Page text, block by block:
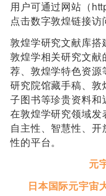
用户可通过网站（
点击数字敦煌链接访
敦煌学研究文献库搭
敦煌学相关研究文献
荐、敦煌学特色资
研究院馆藏手稿、
子图书等珍贵资料
在敦煌学研究领域
自主性、智慧性、
性的平台。
元
日本国际元宇宙